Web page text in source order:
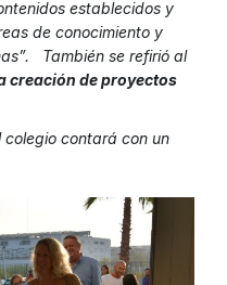
establecidos y
de conocimiento y
También se refirió al
creación de proyectos
colegio contará con un